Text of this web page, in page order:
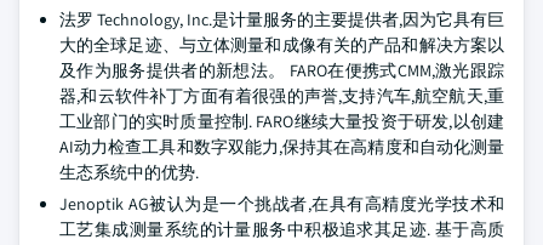
法罗 Technology, Inc.是计量服务的主要提供者,因为它具有巨
大的全球足迹、与立体测量和成像有关的产品和解决方案以
及作为服务提供者的新想法。 FARO在便携式CMM,激光跟踪
器,和云软件补丁方面有着很强的声誉,支持汽车,航空航天,重
工业部门的实时质量控制. FARO继续大量投资于研发,以创建
AI动力检查工具和数字双能力,保持其在高精度和自动化测量
生态系统中的优势.
Jenoptik AG被认为是一个挑战者,在具有高精度光学技术和
工艺集成测量系统的计量服务中积极追求其足迹. 基于高质